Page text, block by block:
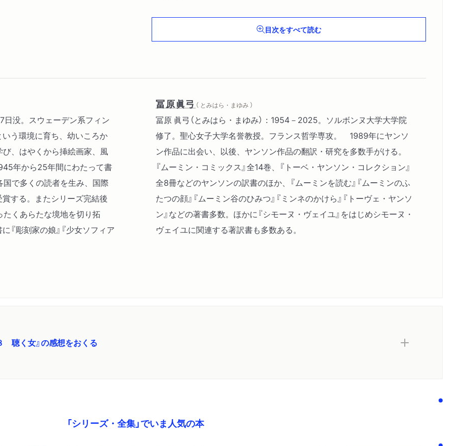
嵐
雨
発破
ルキオの友だち
リス
目次をすべて読む
没。スウェーデン系フィン
う環境に育ち、幼いころか
、はやくから挿絵画家、風
年から25年間にわたって書
国で多くの読者を生み、国際
する。またシリーズ完結後
たくあらたな境地を切り拓
『彫刻家の娘』『少女ソフィア
冨原眞弓 （ とみはら・まゆみ ）
冨原 眞弓（とみはら・まゆみ）：1954－2025。ソルボンヌ大学大学院
修了。聖心女子大学名誉教授。フランス哲学専攻。 1989年にヤンソ
ン作品に出会い、以後、ヤンソン作品の翻訳・研究を多数手がける。
『ムーミン・コミックス』全14巻、『トーベ・ヤンソン・コレクション』
全8冊などのヤンソンの訳書のほか、『ムーミンを読む』『ムーミンのふ
たつの顔』『ムーミン谷のひみつ』『ミンネのかけら』『トーヴェ・ヤンソ
ン』などの著書多数。ほかに『シモーヌ・ヴェイユ』をはじめシモーヌ・
ヴェイユに関連する著訳書も多数ある。
聴く女』の感想をおくる
「シリーズ・全集」でいま人気の本